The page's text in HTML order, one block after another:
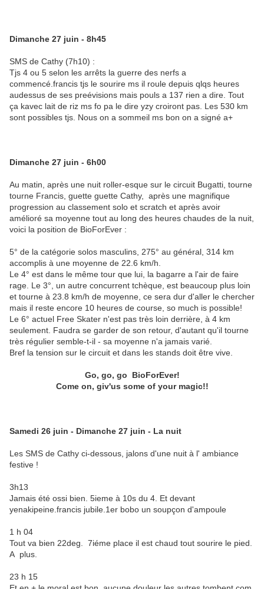
Dimanche 27 juin - 8h45
SMS de Cathy (7h10) :
Tjs 4 ou 5 selon les arrêts la guerre des nerfs a
commencé.francis tjs le sourire ms il roule depuis qlqs heures
audessus de ses preévisions mais pouls a 137 rien a dire. Tout
ça kavec lait de riz ms fo pa le dire yzy croiront pas. Les 530 km
sont possibles tjs. Nous on a sommeil ms bon on a signé a+
Dimanche 27 juin - 6h00
Au matin, après une nuit roller-esque sur le circuit Bugatti, tourne
tourne Francis, guette guette Cathy, après une magnifique
progression au classement solo et scratch et après avoir
amélioré sa moyenne tout au long des heures chaudes de la nuit,
voici la position de BioForEver :
5° de la catégorie solos masculins, 275° au général, 314 km
accomplis à une moyenne de 22.6 km/h.
Le 4° est dans le même tour que lui, la bagarre a l'air de faire
rage. Le 3°, un autre concurrent tchèque, est beaucoup plus loin
et tourne à 23.8 km/h de moyenne, ce sera dur d'aller le chercher
mais il reste encore 10 heures de course, so much is possible!
Le 6° actuel Free Skater n'est pas très loin derrière, à 4 km
seulement. Faudra se garder de son retour, d'autant qu'il tourne
très régulier semble-t-il - sa moyenne n'a jamais varié.
Bref la tension sur le circuit et dans les stands doit être vive.
Go, go, go BioForEver!
Come on, giv'us some of your magic!!
Samedi 26 juin - Dimanche 27 juin - La nuit
Les SMS de Cathy ci-dessous, jalons d'une nuit à l' ambiance
festive !
3h13
Jamais été ossi bien. 5ieme à 10s du 4. Et devant
yenakipeine.francis jubile.1er bobo un soupçon d'ampoule
1 h 04
Tout va bien 22deg. 7iéme place il est chaud tout sourire le pied.
A plus.
23 h 15